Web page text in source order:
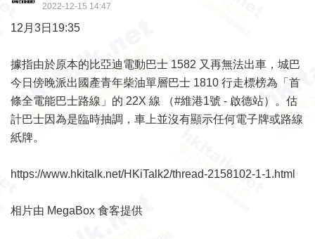
2022-12-15 14:47
12月3日19:35
據指由於原本的比亞迪電動巴士 1582 又再無法出車，城巴
今日傍晚派出國產青年柴油單層巴士 1810 行走標榜為「首
條全電能巴士路線」的 22X 線 （#維港1號 - 啟德站）。估
計巴士因為是臨時抽調，車上並沒有顯示任何電子牌或路線
紙牌。
https://www.hkitalk.net/HKiTalk2/thread-2158102-1-1.html
相片由 MegaBox 食客提供